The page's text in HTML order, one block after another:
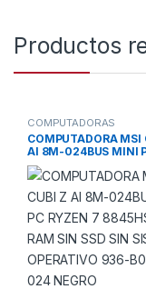
Productos
COMPUTADORAS
COMPUTADORA MSI
AI 8M-024BUS MINI
RYZEN 7 8845HS SIN
SIN SSD SIN
OPERATIVO 936-
NEGRO